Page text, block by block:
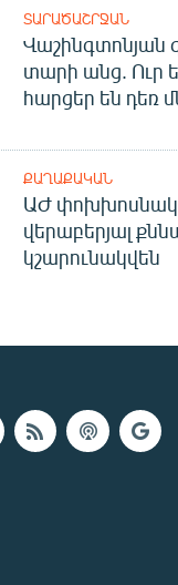
ՏԱՐԱԾԱՇՐՋԱՆ
Վաշինգտոնյան
տարի անց. Ուր
հարցեր են դեռ
ՔԱՂԱՔԱԿԱՆ
ԱԺ
վերաբերյալ
կշարունակվեն